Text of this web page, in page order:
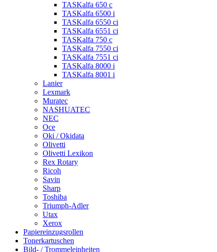
TASKalfa 650 c
TASKalfa 6500 i
TASKalfa 6550 ci
TASKalfa 6551 ci
TASKalfa 750 c
TASKalfa 7550 ci
TASKalfa 7551 ci
TASKalfa 8000 i
TASKalfa 8001 i
Lanier
Lexmark
Muratec
NASHUATEC
NEC
Oce
Oki / Okidata
Olivetti
Olivetti Lexikon
Rex Rotary
Ricoh
Savin
Sharp
Toshiba
Triumph-Adler
Utax
Xerox
Papiereinzugsrollen
Tonerkartuschen
Bild- / Trommeleinheiten